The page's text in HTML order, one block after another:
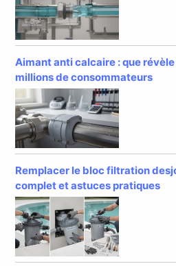
Aimant anti calcaire : que révèle
millions de consommateurs
Remplacer le bloc filtration
complet et astuces pratiques